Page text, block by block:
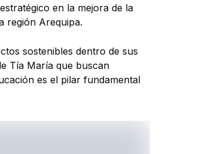
en la mejora de la
región Arequipa.
sostenibles dentro de sus
Tía María que buscan
es el pilar fundamental